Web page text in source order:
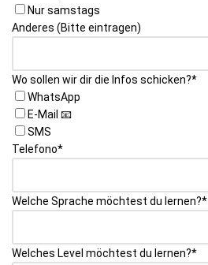
Nur samstags
Anderes (Bitte eintragen)
Wo sollen wir dir die Infos schicken?*
WhatsApp
E-Mail 📧
SMS
Telefono*
Welche Sprache möchtest du lernen?*
Welches Level möchtest du lernen?*